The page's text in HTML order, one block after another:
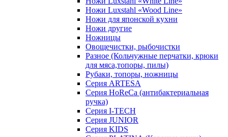
Ножи Luxstahl «Wood Line»
Ножи для японской кухни
Ножи другие
Ножницы
Овощечистки, рыбочистки
Разное (Кольчужные перчатки, крюки
для мяса,топоры, пилы)
Рубаки, топоры, ножницы
Серия ARTESA
Серия HoReCa (антибактериальная
ручка)
Серия I-TECH
Серия JUNIOR
Серия KIDS